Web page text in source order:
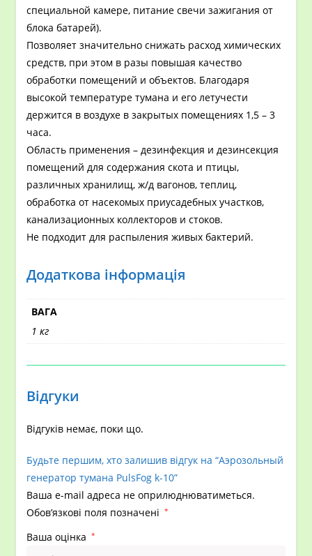
специальной камере, питание свечи зажигания от
блока батарей).
Позволяет значительно снижать расход химических
средств, при этом в разы повышая качество
обработки помещений и объектов. Благодаря
высокой температуре тумана и его летучести
держится в воздухе в закрытых помещениях 1,5 – 3
часа.
Область применения – дезинфекция и дезинсекция
помещений для содержания скота и птицы,
различных хранилищ, ж/д вагонов, теплиц,
обработка от насекомых приусадебных участков,
канализационных коллекторов и стоков.
Не подходит для распыления живых бактерий.
Додаткова інформація
ВАГА
1 кг
Відгуки
Відгуків немає, поки що.
Будьте першим, хто залишив відгук на “Аэрозольный
генератор тумана PulsFog k-10”
Ваша e-mail адреса не оприлюднюватиметься.
Обов’язкові поля позначені
*
Ваша оцінка *